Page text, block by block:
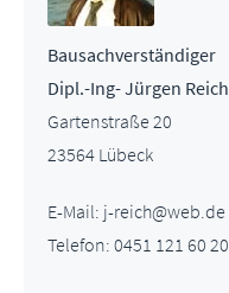
Bausachverständiger
Dipl.-Ing- Jürgen Reich
Gartenstraße 20
23564 Lübeck
E-Mail: j-reich@web.de
Telefon: 0451 121 60 20